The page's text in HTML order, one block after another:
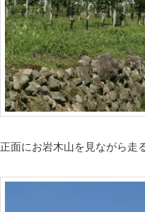
正面にお岩木山を見ながら走